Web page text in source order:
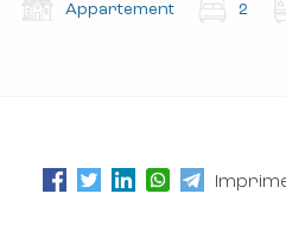
Appartement 2